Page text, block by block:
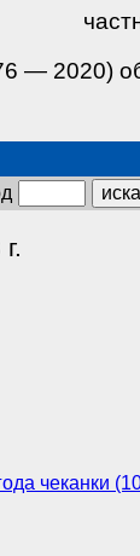
— 2020)
чеканки